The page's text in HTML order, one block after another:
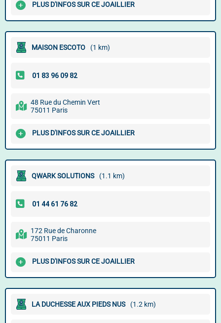
PLUS D'INFOS SUR CE JOAILLIER
MAISON ESCOTO (1 km)
48 Rue du Chemin Vert
75011 Paris
PLUS D'INFOS SUR CE JOAILLIER
QWARK SOLUTIONS (1.1 km)
172 Rue de Charonne
75011 Paris
PLUS D'INFOS SUR CE JOAILLIER
LA DUCHESSE AUX PIEDS NUS (1.2 km)